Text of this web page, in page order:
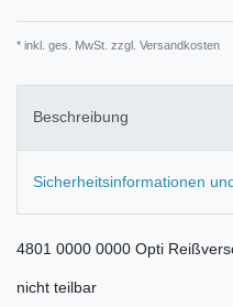
* inkl. ges. MwSt. zzgl. Versandkosten
Beschreibung
Sicherheitsinformationen
4801 0000 0000 Opti
nicht teilbar